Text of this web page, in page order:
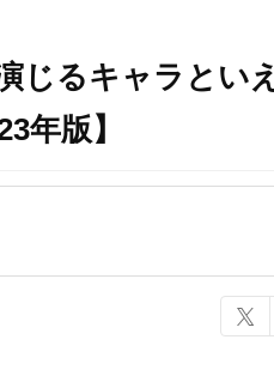
じるキャラといえ
年版】